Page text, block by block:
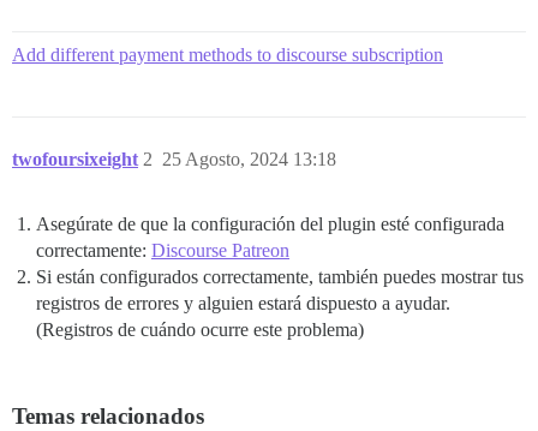
Add different payment methods to discourse subscription
twofoursixeight 25 Agosto, 2024 13:18
2
Asegúrate de que la configuración del plugin esté configurada
correctamente: Discourse Patreon
Si están configurados correctamente, también puedes mostrar tus
registros de errores y alguien estará dispuesto a ayudar.
(Registros de cuándo ocurre este problema)
Temas relacionados